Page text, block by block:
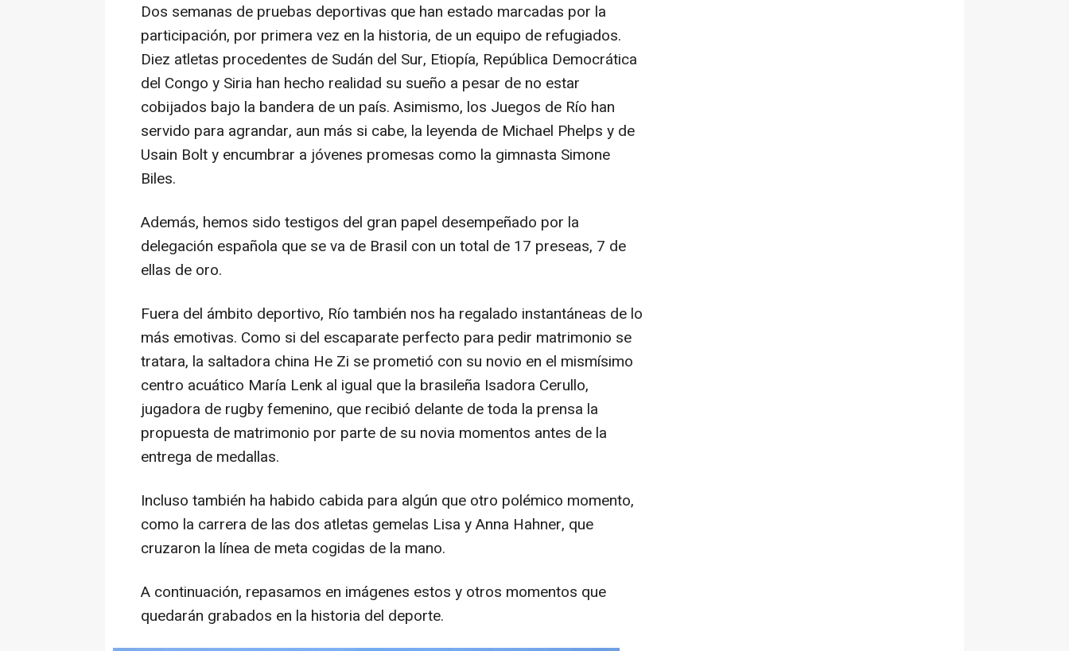
Dos semanas de pruebas deportivas que han estado marcadas por la
participación, por primera vez en la historia, de un equipo de refugiados.
Diez atletas procedentes de Sudán del Sur, Etiopía, República Democrática
del Congo y Siria han hecho realidad su sueño a pesar de no estar
cobijados bajo la bandera de un país. Asimismo, los Juegos de Río han
servido para agrandar, aun más si cabe, la leyenda de Michael Phelps y de
Usain Bolt y encumbrar a jóvenes promesas como la gimnasta Simone
Biles.
Además, hemos sido testigos del gran papel desempeñado por la
delegación española que se va de Brasil con un total de 17 preseas, 7 de
ellas de oro.
Fuera del ámbito deportivo, Río también nos ha regalado instantáneas de lo
más emotivas. Como si del escaparate perfecto para pedir matrimonio se
tratara, la saltadora china He Zi se prometió con su novio en el mismísimo
centro acuático María Lenk al igual que la brasileña Isadora Cerullo,
jugadora de rugby femenino, que recibió delante de toda la prensa la
propuesta de matrimonio por parte de su novia momentos antes de la
entrega de medallas.
Incluso también ha habido cabida para algún que otro polémico momento,
como la carrera de las dos atletas gemelas Lisa y Anna Hahner, que
cruzaron la línea de meta cogidas de la mano.
A continuación, repasamos en imágenes estos y otros momentos que
quedarán grabados en la historia del deporte.